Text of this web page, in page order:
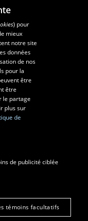
G1V 0A6
) pour
mieux
notre site
données
de nos
pour la
être
être
le partage
plus sur
de
de publicité ciblée
témoins facultatifs